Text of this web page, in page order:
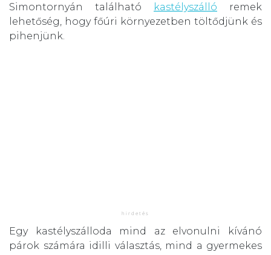
Simontornyán található kastélyszálló remek
lehetőség, hogy főúri környezetben töltődjünk és
pihenjünk.
Egy kastélyszálloda mind az elvonulni kívánó
párok számára idilli választás, mind a gyermekes